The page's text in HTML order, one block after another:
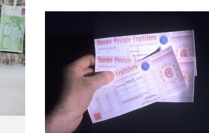
semestre 2024, con particolare
sezioni della rassegna riguardano le novità
nella disciplina internazionale e
nazionale, e forniscono informazioni su
eventuali consultazioni pubbliche e
su pronunce di particolare
rilevanza emesse nell’esercizio
dell’attività giurisdizionale. In questo
numero l’approfondimento è dedicato, in